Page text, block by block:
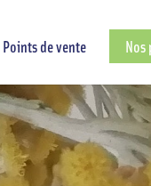
Points de vente